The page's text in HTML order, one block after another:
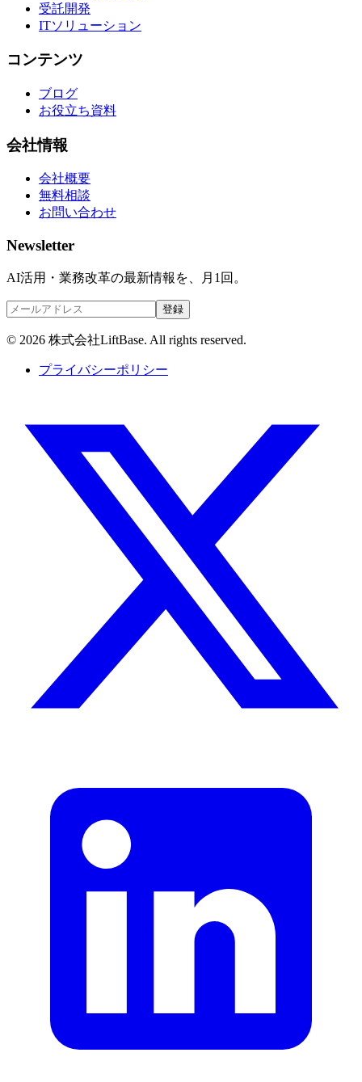
受託開発
ITソリューション
コンテンツ
ブログ
お役立ち資料
会社情報
会社概要
無料相談
お問い合わせ
Newsletter
AI活用・業務改革の最新情報を、月1回。
登録
© 2026 株式会社LiftBase. All rights reserved.
プライバシーポリシー